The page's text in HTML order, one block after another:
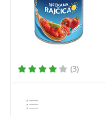
(3)